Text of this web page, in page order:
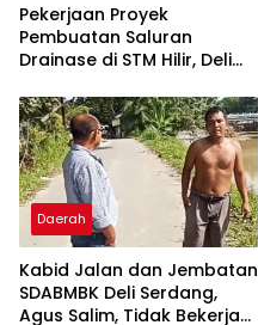
Pekerjaan Proyek
Pembuatan Saluran
Drainase di STM Hilir, Deli
Dipertanyakan
Daerah
Kabid Jalan dan Jembatan
SDABMBK Deli Serdang,
Agus Salim, Tidak Bekerja